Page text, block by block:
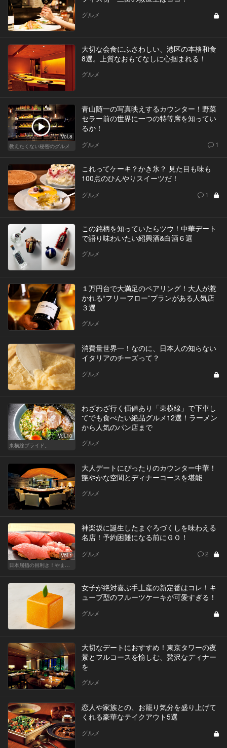
グルメ
大切な会食にふさわしい、港区の本格和食
8選。上質なおもてなしに心掴まれる！
グルメ
Vol.8
教えたくない秘密のグルメ
青山随一の写真映えするカウンター！野菜
セラー前の世界に一つの特等席を知ってい
るか！
グルメ 1
これってケーキ？かき氷？ 見た目も味も
100点のひんやりスイーツだ！
グルメ 1
この銘柄を知っていたらツウ！中華デート
で語り味わいたい紹興酒&白酒６選
グルメ
１万円台で大満足のペアリング！大人が惹
かれる“フリーフロー”プランがある人気店
３選
グルメ
消費量世界一！なのに、日本人の知らない
イタリアのチーズって？
グルメ
Vol.10
東横線プライド。
わざわざ行く価値あり「東横線」で下車し
てでも食べたい絶品グルメ12選！ラーメン
から人気のパン店まで
グルメ
大人デートにぴったりのカウンター中華！
艶やかな空間とディナーコースを堪能
グルメ
Vol.1
神楽坂に誕生したまぐろづくしを味わえる
名店！予約困難になる前にＧＯ！
グルメ 2
女子が絶対喜ぶ手土産の新定番はコレ！キ
ューブ型のフルーツケーキが可愛すぎる！
グルメ
大切なデートにおすすめ！東京タワーの夜
景とフルコースを愉しむ、贅沢なディナー
を
グルメ
恋人や家族との、お籠り気分を盛り上げて
くれる豪華なテイクアウト5選
グルメ